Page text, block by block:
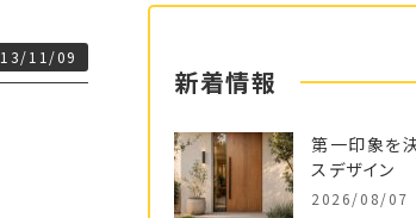
11/09
新着情報
第一印象を
スデザイン
2026/08/07